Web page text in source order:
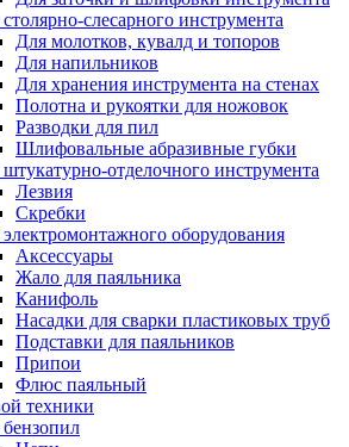
слесарного инструмента
Для молотков, кувалд и топоров
Для напильников
Для хранения инструмента на стенах
Полотна и рукоятки для ножовок
Разводки для пил
Шлифовальные абразивные губки
отделочного инструмента
Лезвия
Скребки
оборудования
Аксессуары
Жало для паяльника
Канифоль
Насадки для сварки пластиковых труб
Подставки для паяльников
Припои
Флюс паяльный
техники